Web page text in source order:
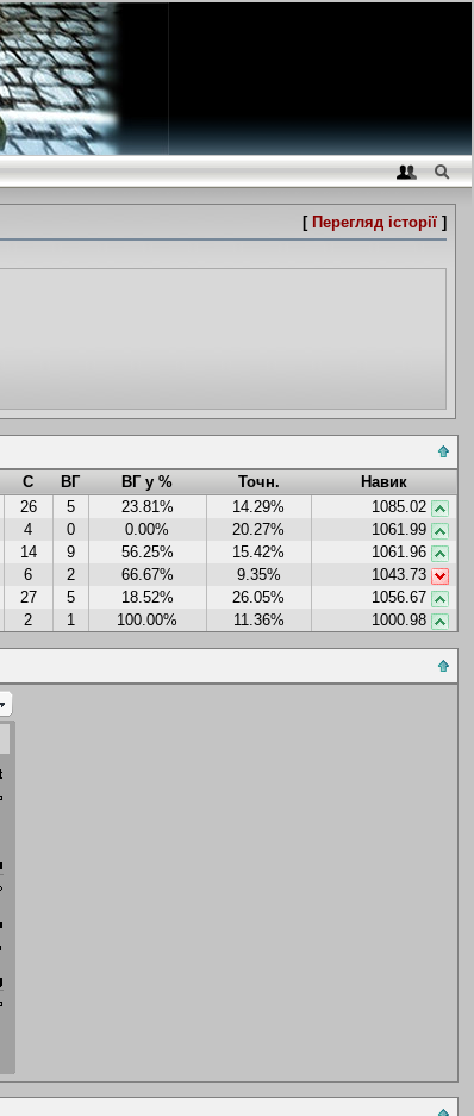
[ Перегляд історії ]
С ВГ ВГ у % Точн.
Навик
26 5 23.81% 14.29%
1085.02
4 0 0.00% 20.27%
1061.99
14 9 56.25% 15.42%
1061.96
6 2 66.67% 9.35%
1043.73
27 5 18.52% 26.05%
1056.67
2 1 100.00% 11.36% 1000.98